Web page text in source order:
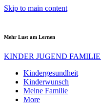
Skip to main content
Mehr Lust am Lernen
KINDER JUGEND FAMILIE
Kindergesundheit
Kinderwunsch
Meine Familie
More